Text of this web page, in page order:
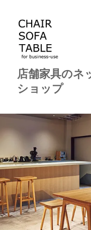
店舗家具のネ
ショップ